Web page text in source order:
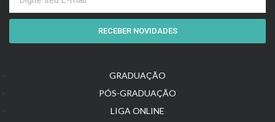
RECEBER NOVIDADES
GRADUAÇÃO
PÓS-GRADUAÇÃO
LIGA ONLINE